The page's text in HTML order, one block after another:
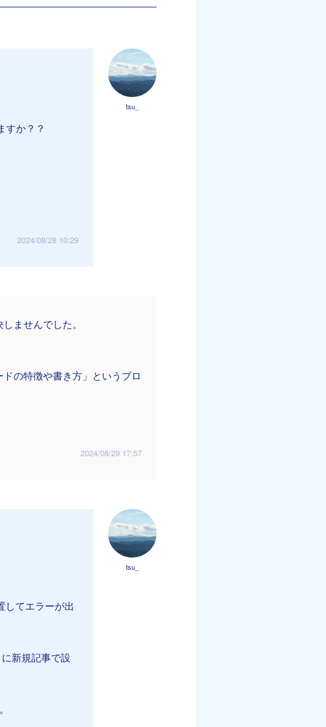
tsu_
すか？？
2024/08/28 10:29
ませんでした。
の特徴や書き方」というブロ
2024/08/29 17:57
tsu_
してエラーが出
新規記事で設